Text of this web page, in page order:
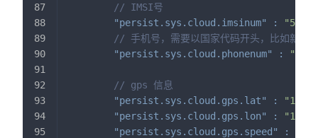
// IMSI号
"persist.sys.cloud.imsinum"
:
// 手机号，需要以国家代码开头，比如新加
"persist.sys.cloud.phonenum"
:
// gps 信息
"persist.sys.cloud.gps.lat"
:
"persist.sys.cloud.gps.lon"
:
"persist.sys.cloud.gps.speed"
: